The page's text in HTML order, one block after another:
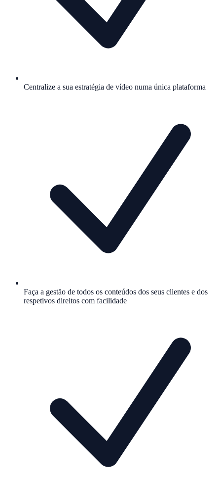
Centralize a sua estratégia de vídeo numa única plataforma
Faça a gestão de todos os conteúdos dos seus clientes e dos
respetivos direitos com facilidade